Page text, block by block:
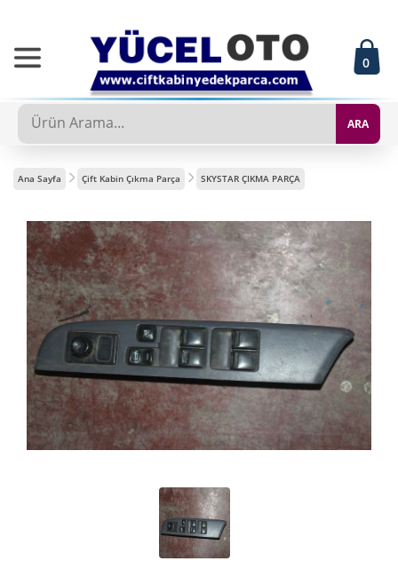
0
ARA
Ana Sayfa Çift Kabin Çıkma Parça SKYSTAR ÇIKMA PARÇA